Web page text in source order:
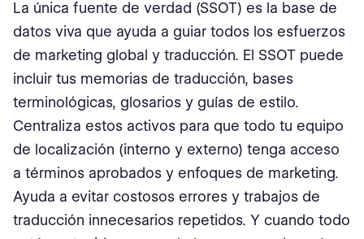
La única fuente de verdad (SSOT) es la base de
datos viva que ayuda a guiar todos los esfuerzos
de marketing global y traducción. El SSOT puede
incluir tus memorias de traducción, bases
terminológicas, glosarios y guías de estilo.
Centraliza estos activos para que todo tu equipo
de localización (interno y externo) tenga acceso
a términos aprobados y enfoques de marketing.
Ayuda a evitar costosos errores y trabajos de
traducción innecesarios repetidos. Y cuando todo